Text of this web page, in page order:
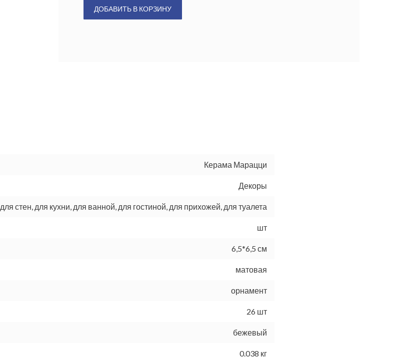
ДОБАВИТЬ В КОРЗИНУ
Керама Марацци
Декоры
для стен, для кухни, для ванной, для гостиной, для прихожей, для туалета
шт
6,5*6,5 см
матовая
орнамент
26 шт
бежевый
0.038 кг